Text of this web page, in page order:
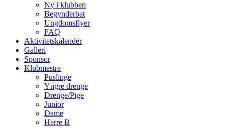
Ny i klubben
Begynderbat
Ungdomsflyer
FAQ
Aktivitetskalender
Galleri
Sponsor
Klubmestre
Puslinge
Yngre drenge
Drenge/Pige
Junior
Dame
Herre B